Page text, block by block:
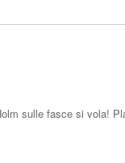
sulle fasce si vola!